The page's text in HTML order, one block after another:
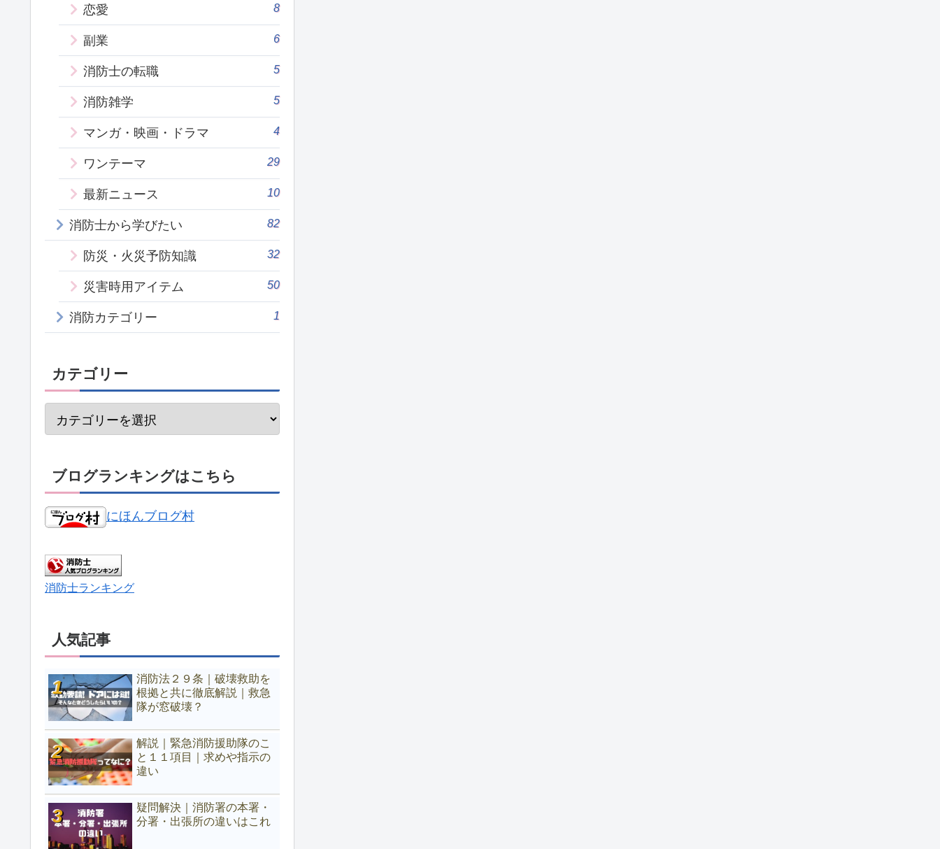
恋愛 8
副業 6
消防士の転職 5
消防雑学 5
マンガ・映画・ドラマ 4
ワンテーマ 29
最新ニュース 10
消防士から学びたい 82
防災・火災予防知識 32
災害時用アイテム 50
消防カテゴリー 1
カテゴリー
ブログランキングはこちら
にほんブログ村
消防士ランキング
人気記事
消防法２９条｜破壊救助を
根拠と共に徹底解説｜救急
隊が窓破壊？
解説｜緊急消防援助隊のこ
と１１項目｜求めや指示の
違い
疑問解決｜消防署の本署・
分署・出張所の違いはこれ